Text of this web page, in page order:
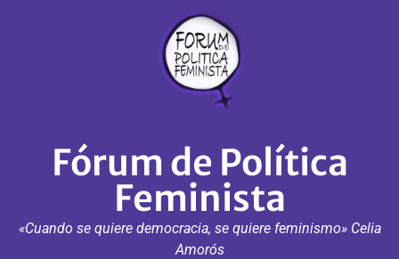
Fórum de Política
Feminista
«Cuando se quiere democracia, se quiere feminismo» Celia
Amorós